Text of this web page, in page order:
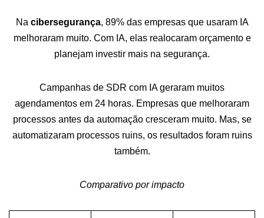
Na cibersegurança, 89% das empresas que usaram IA
melhoraram muito. Com IA, elas realocaram orçamento e
planejam investir mais na segurança.
Campanhas de SDR com IA geraram muitos
agendamentos em 24 horas. Empresas que melhoraram
processos antes da automação cresceram muito. Mas, se
automatizaram processos ruins, os resultados foram ruins
também.
Comparativo por impacto